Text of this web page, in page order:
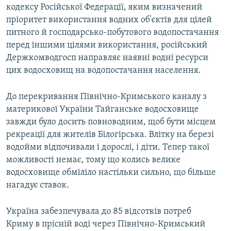
кодексу Російської Федерації, яким визначений
пріоритет використання водних об'єктів для цілей
питного й господарсько-побутового водопостачання
перед іншими цілями використання, російський
Держкомводгосп направляє наявні водні ресурси
цих водосховищ на водопостачання населення.
До перекривання Північно-Кримського каналу з
материкової України Тайганське водосховище
завжди було досить повноводним, щоб бути місцем
рекреації для жителів Білогірська. Влітку на березі
водойми відпочивали і дорослі, і діти. Тепер такої
можливості немає, тому що колись велике
водосховище обміліло настільки сильно, що більше
нагадує ставок.
Україна забезпечувала до 85 відсотків потреб
Криму в прісній воді через Північно-Кримський